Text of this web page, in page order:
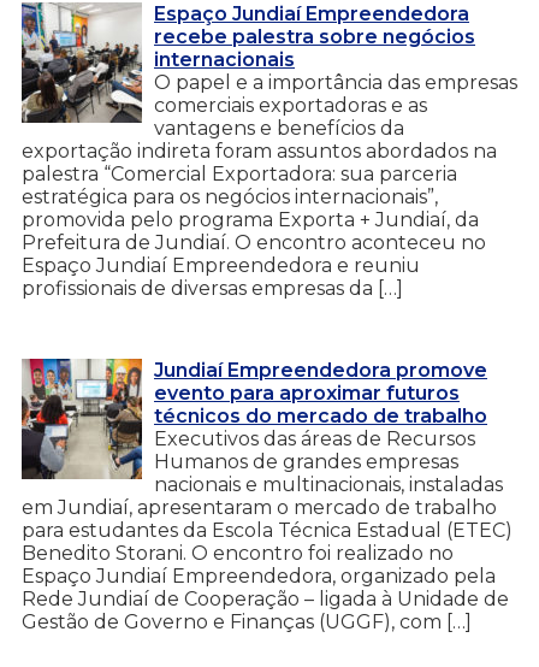
Espaço Jundiaí Empreendedora
recebe palestra sobre negócios
internacionais
O papel e a importância das empresas
comerciais exportadoras e as
vantagens e benefícios da
exportação indireta foram assuntos abordados na
palestra “Comercial Exportadora: sua parceria
estratégica para os negócios internacionais”,
promovida pelo programa Exporta + Jundiaí, da
Prefeitura de Jundiaí. O encontro aconteceu no
Espaço Jundiaí Empreendedora e reuniu
profissionais de diversas empresas da […]
Jundiaí Empreendedora promove
evento para aproximar futuros
técnicos do mercado de trabalho
Executivos das áreas de Recursos
Humanos de grandes empresas
nacionais e multinacionais, instaladas
em Jundiaí, apresentaram o mercado de trabalho
para estudantes da Escola Técnica Estadual (ETEC)
Benedito Storani. O encontro foi realizado no
Espaço Jundiaí Empreendedora, organizado pela
Rede Jundiaí de Cooperação – ligada à Unidade de
Gestão de Governo e Finanças (UGGF), com […]